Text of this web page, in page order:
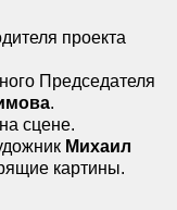
проекта
Председателя
.
сцене.
Михаил
картины.